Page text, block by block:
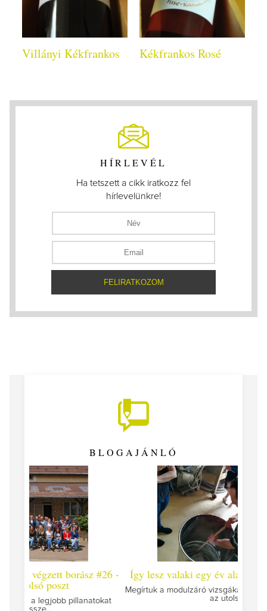
Villányi Kékfrankos Kékfrankos Rosé
HÍRLEVÉL
Ha tetszett a cikk iratkozz fel
hírlevelünkre!
BLOGAJÁNLÓ
Így lesz valaki egy év alatt végzett borász #25
Megírtuk a modulzáró vizsgákat, már lázasan készülünk